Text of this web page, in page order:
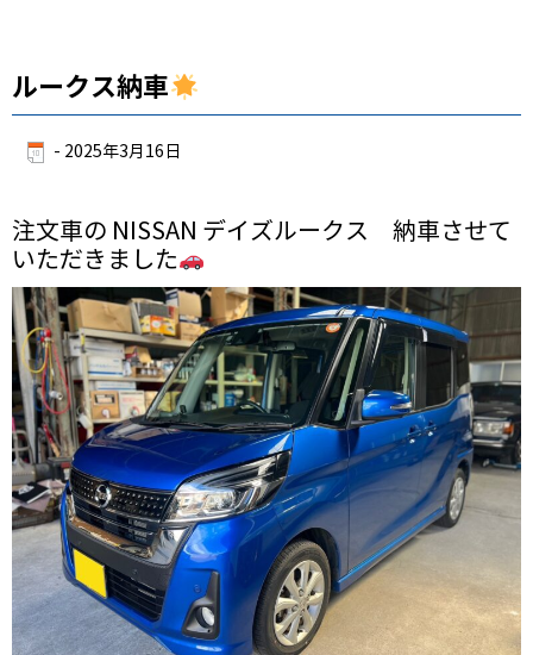
ルークス納車
- 2025年3月16日
注文車の NISSAN デイズルークス 納車させて
いただきました